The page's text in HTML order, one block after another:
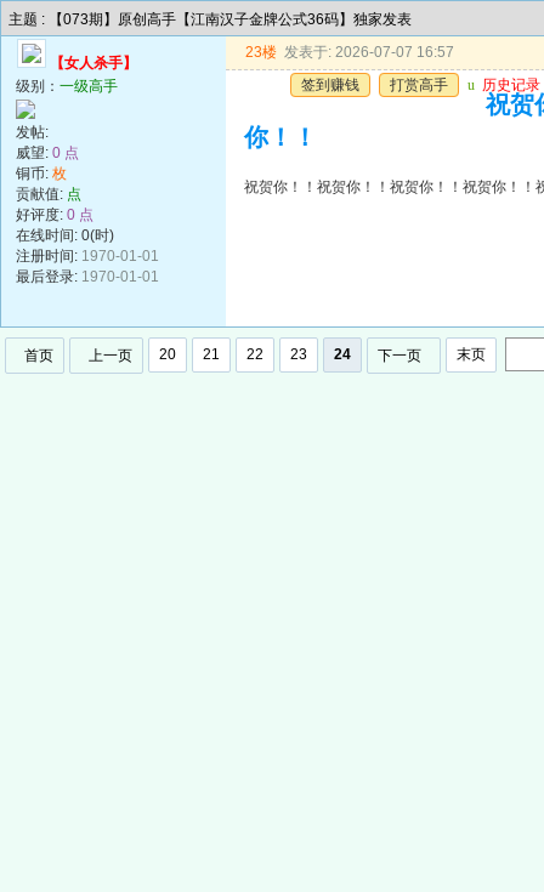
主题 : 【073期】原创高手【江南汉子金牌公式36码】独家发表
【女人杀手】
级别： 一级高手
发帖:
威望: 0 点
铜币: 枚
贡献值: 点
好评度: 0 点
在线时间: 0(时)
注册时间: 1970-01-01
最后登录: 1970-01-01
23楼 发表于: 2026-07-07 16:57
签到赚钱
打赏高手 u 历史记录
祝贺
你！！
祝贺你！！祝贺你！！祝贺你！！祝贺你！！
首页 上一页 20 21 22 23 24 下一页 末页